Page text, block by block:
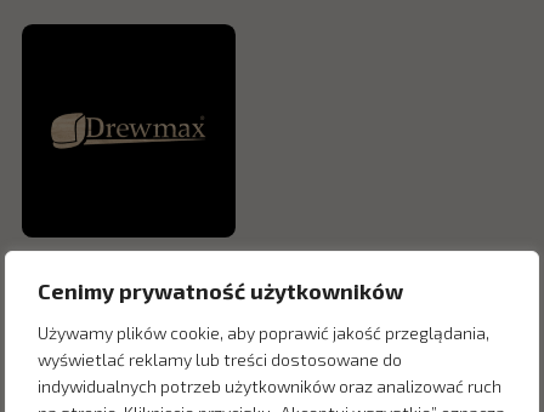
Cenimy prywatność użytkowników
Używamy plików cookie, aby poprawić jakość przeglądania,
wyświetlać reklamy lub treści dostosowane do
indywidualnych potrzeb użytkowników oraz analizować ruch